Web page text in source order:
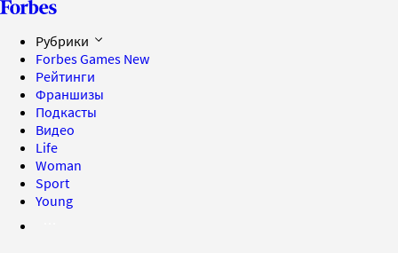
Рубрики
Forbes Games New
Рейтинги
Франшизы
Подкасты
Видео
Life
Woman
Sport
Young